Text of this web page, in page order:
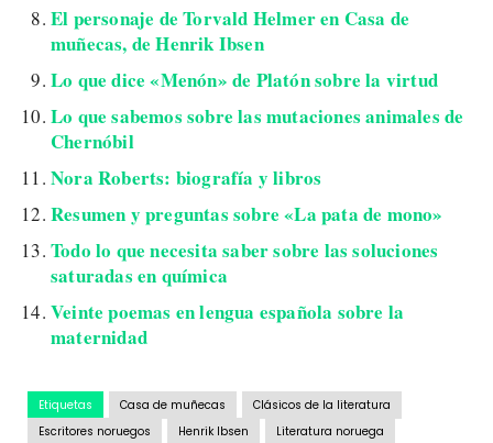
El personaje de Torvald Helmer en Casa de
muñecas, de Henrik Ibsen
Lo que dice «Menón» de Platón sobre la virtud
Lo que sabemos sobre las mutaciones animales de
Chernóbil
Nora Roberts: biografía y libros
Resumen y preguntas sobre «La pata de mono»
Todo lo que necesita saber sobre las soluciones
saturadas en química
Veinte poemas en lengua española sobre la
maternidad
Etiquetas Casa de muñecas
Clásicos de la literatura
Escritores noruegos
Henrik Ibsen Literatura noruega